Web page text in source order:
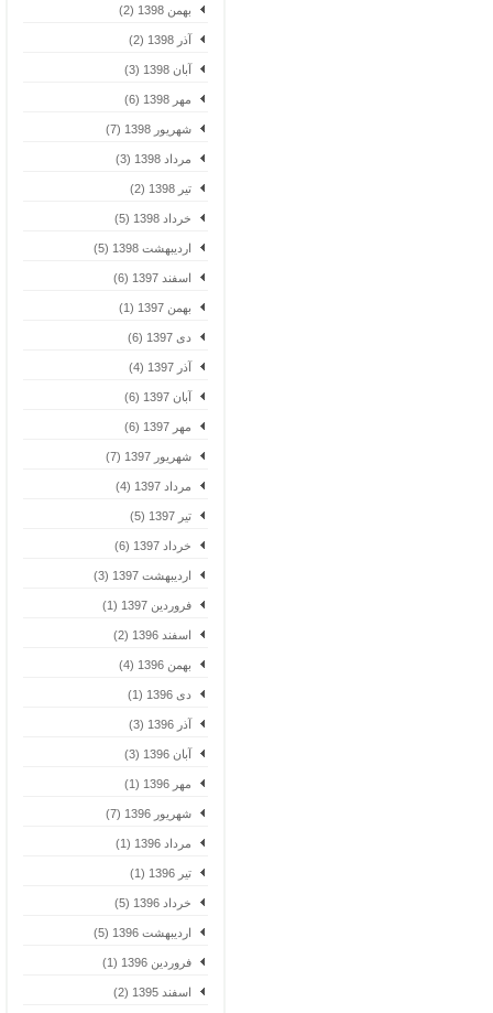
بهمن 1398 (2)
آذر 1398 (2)
آبان 1398 (3)
مهر 1398 (6)
شهریور 1398 (7)
مرداد 1398 (3)
تیر 1398 (2)
خرداد 1398 (5)
اردیبهشت 1398 (5)
اسفند 1397 (6)
بهمن 1397 (1)
دی 1397 (6)
آذر 1397 (4)
آبان 1397 (6)
مهر 1397 (6)
شهریور 1397 (7)
مرداد 1397 (4)
تیر 1397 (5)
خرداد 1397 (6)
اردیبهشت 1397 (3)
فروردین 1397 (1)
اسفند 1396 (2)
بهمن 1396 (4)
دی 1396 (1)
آذر 1396 (3)
آبان 1396 (3)
مهر 1396 (1)
شهریور 1396 (7)
مرداد 1396 (1)
تیر 1396 (1)
خرداد 1396 (5)
اردیبهشت 1396 (5)
فروردین 1396 (1)
اسفند 1395 (2)